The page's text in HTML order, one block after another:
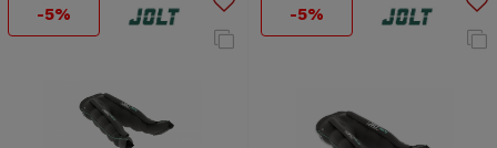
-5% -5%